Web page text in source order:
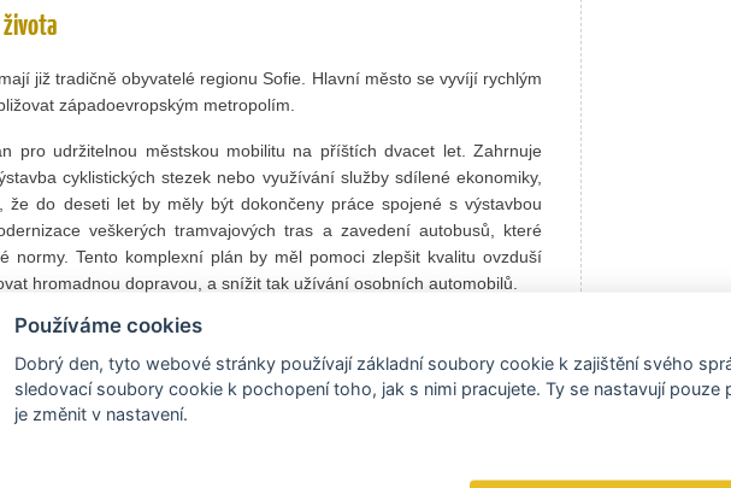
již tradičně obyvatelé regionu Sofie. Hlavní město se vyvíjí rychlým
západoevropským metropolím.
pro udržitelnou městskou mobilitu na příštích dvacet let. Zahrnuje
cyklistických stezek nebo využívání služby sdílené ekonomiky,
že do deseti let by měly být dokončeny práce spojené s výstavbou
veškerých tramvajových tras a zavedení autobusů, které
normy. Tento komplexní plán by měl pomoci zlepšit kvalitu ovzduší
hromadnou dopravou, a snížit tak užívání osobních automobilů.
řízení pro implementaci nového systému jízdenek pro městskou
zavedení nového elektronického systému, který umožní zakoupit
telefonu či platební karty.
Používáme cookies
Dobrý den, tyto webové stránky používají základní soubory cookie k zajištění svého
sledovací soubory cookie k pochopení toho, jak s nimi pracujete. Ty se nastavují pouze
je změnit v nastavení.